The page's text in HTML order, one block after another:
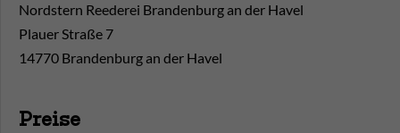
Nordstern Reederei Brandenburg an der Havel
Plauer Straße 7
14770 Brandenburg an der Havel
Preise